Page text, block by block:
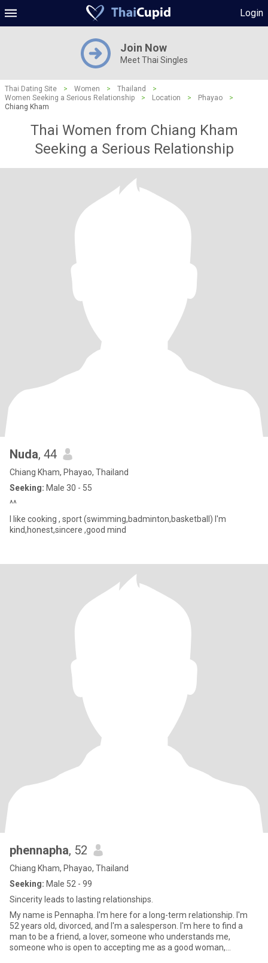
Login
Join Now
Meet Thai Singles
Thai Dating Site > Women > Thailand
>
Women Seeking a Serious Relationship
> Location > Phayao
>
Chiang Kham
Thai Women from Chiang Kham
Seeking a Serious Relationship
Nuda, 44
Chiang Kham, Phayao, Thailand
Seeking: Male 30 - 55
^^
I like cooking , sport (swimming,badminton,basketball) I'm
kind,honest,sincere ,good mind
phennapha, 52
Chiang Kham, Phayao, Thailand
Seeking: Male 52 - 99
Sincerity leads to lasting relationships.
My name is Pennapha. I'm here for a long-term relationship. I'm
52 years old, divorced, and I'm a salesperson. I'm here to find a
man to be a friend, a lover, someone who understands me,
someone who is open to accepting me as a good woman,